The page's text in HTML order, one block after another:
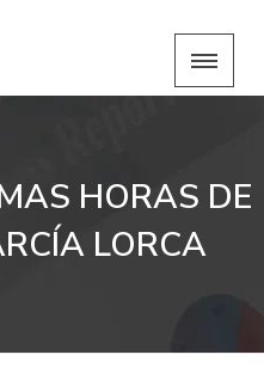
HORAS DE
LORCA